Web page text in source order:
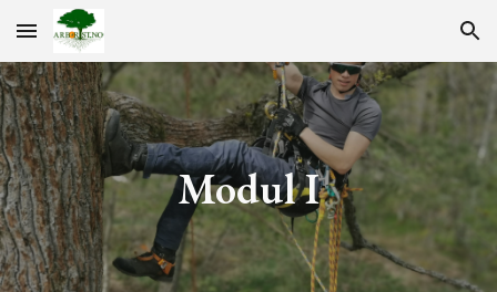
Skip to main content Skip to navigation
Modul I